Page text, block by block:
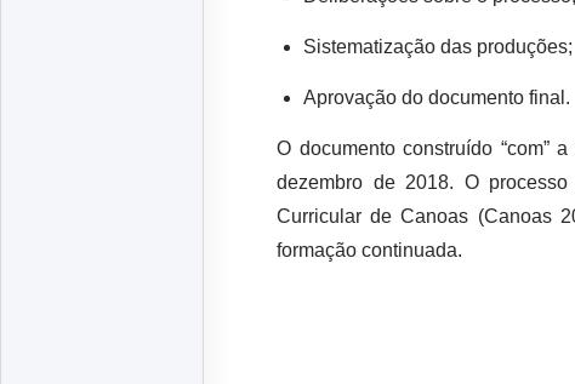
Sistematização das produções;
Aprovação do documento final.
O documento construído “com”
dezembro de 2018. O
Curricular de Canoas (Canoas
formação continuada.